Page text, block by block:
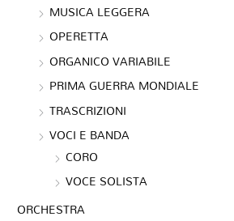
MUSICA LEGGERA
OPERETTA
ORGANICO VARIABILE
PRIMA GUERRA MONDIALE
TRASCRIZIONI
VOCI E BANDA
CORO
VOCE SOLISTA
ORCHESTRA